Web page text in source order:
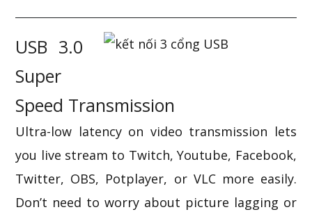
USB 3.0
Super
Speed Transmission
Ultra-low latency on video transmission lets
you live stream to Twitch, Youtube, Facebook,
Twitter, OBS, Potplayer, or VLC more easily.
Don’t need to worry about picture lagging or